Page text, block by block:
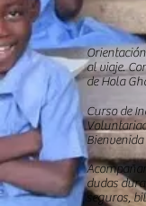
al viaje.
de Hola
Curso de
dudas
seguros,